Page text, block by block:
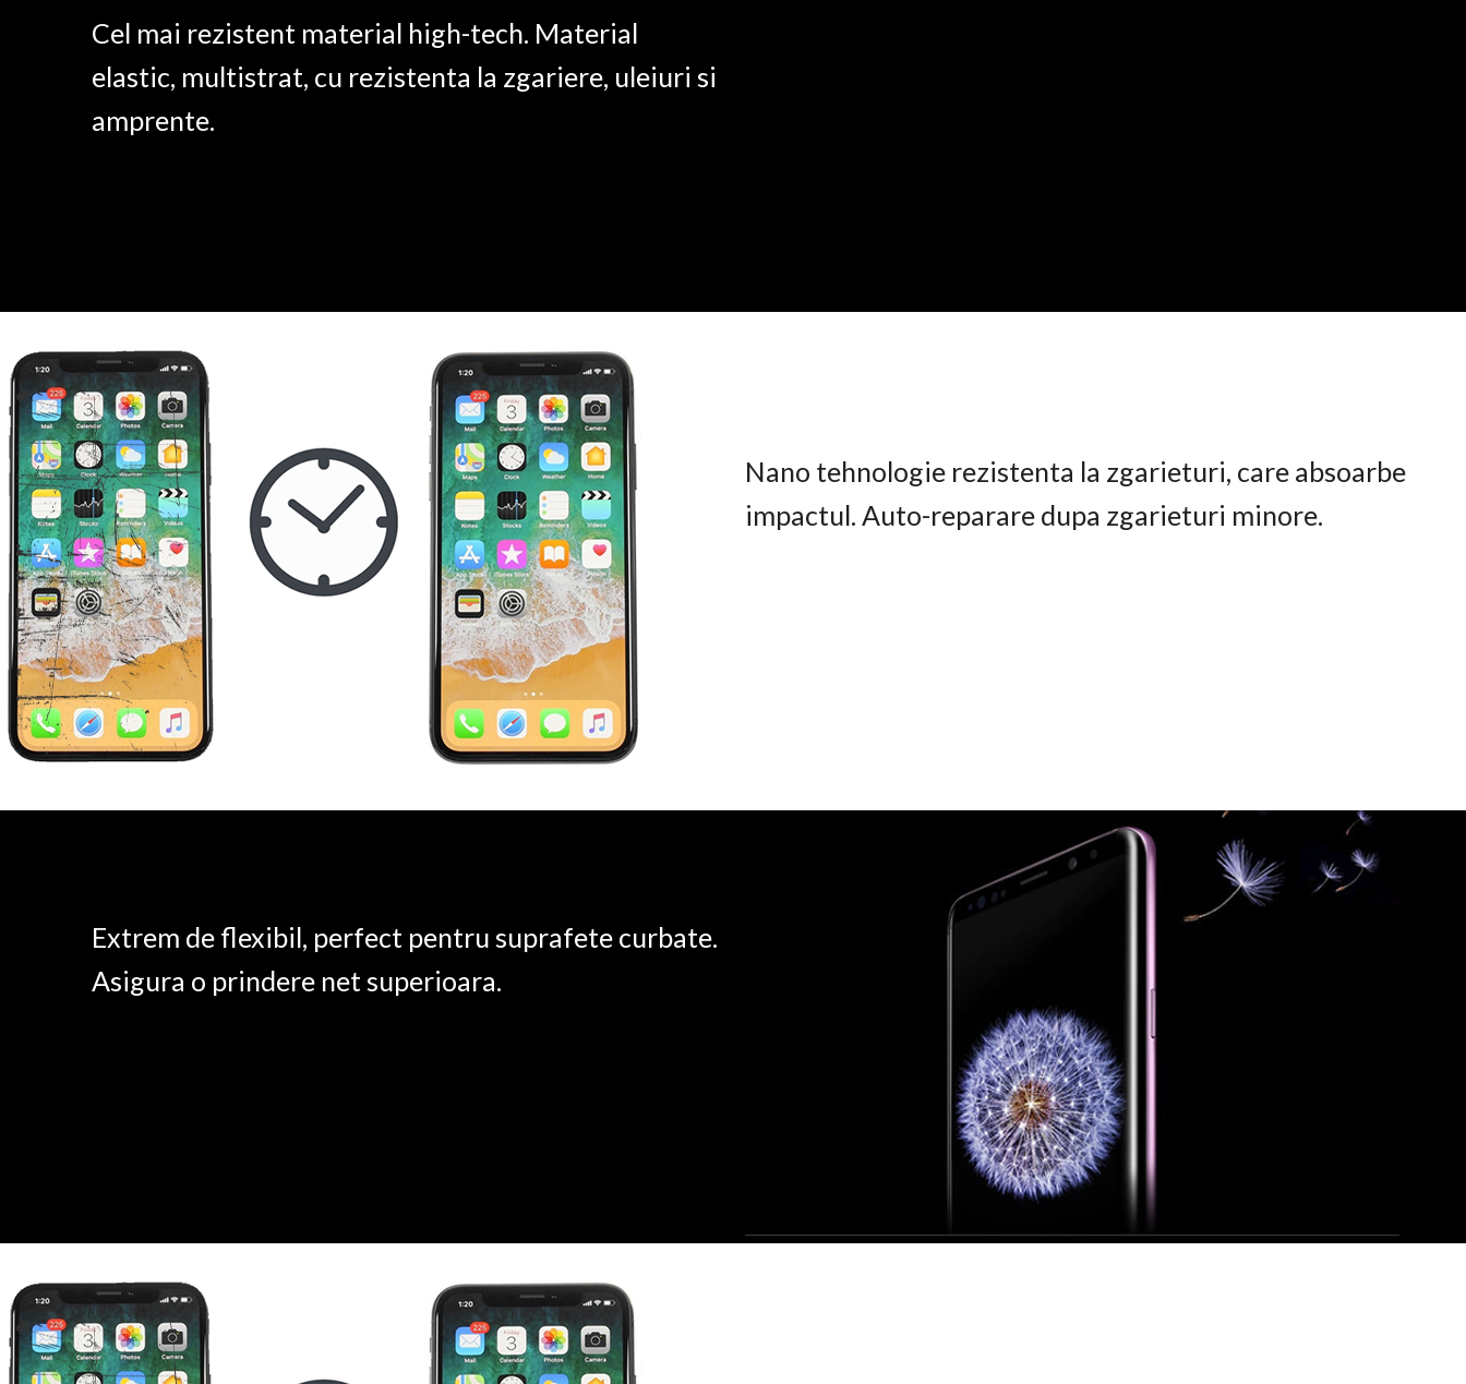
Cel mai rezistent material high-tech. Material
elastic, multistrat, cu rezistenta la zgariere, uleiuri si
amprente.
Nano tehnologie rezistenta la zgarieturi, care absoarbe
impactul. Auto-reparare dupa zgarieturi minore.
Extrem de flexibil, perfect pentru suprafete curbate.
Asigura o prindere net superioara.